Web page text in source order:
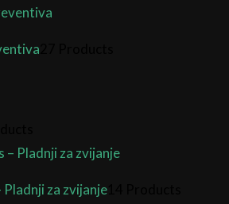
za zvijanje